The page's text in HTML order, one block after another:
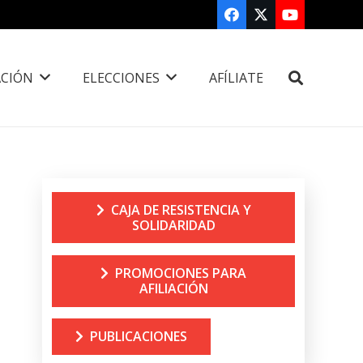
ELECCIONES AFÍLIATE
CAJA DE RESISTENCIA Y
SOLIDARIDAD
PROMOCIONES PARA
AFILIACIÓN
PUBLICACIONES